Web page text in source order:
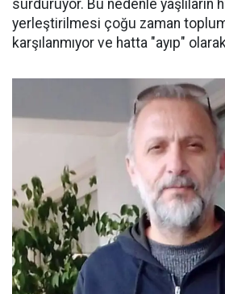
sürdürüyor. Bu nedenle yaşlıların
yerleştirilmesi çoğu zaman
karşılanmıyor ve hatta "ayıp"